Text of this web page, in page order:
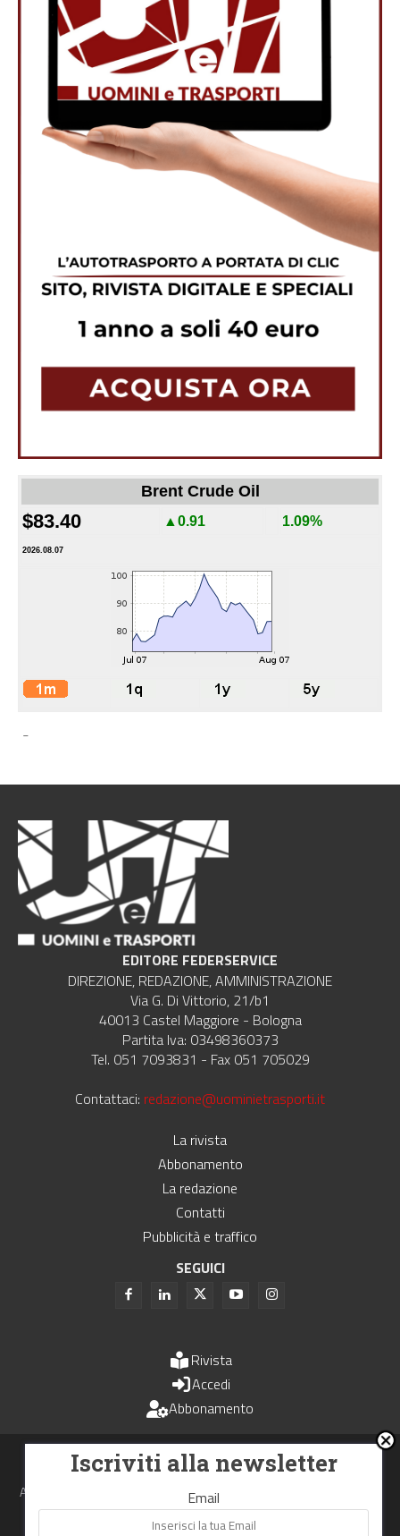
Brent Crude Oil
$83.40 ▲0.91 1.09%
2026.08.07
-
EDITORE FEDERSERVICE
DIREZIONE, REDAZIONE, AMMINISTRAZIONE
Via G. Di Vittorio, 21/b1
40013 Castel Maggiore - Bologna
Partita Iva: 03498360373
Tel. 051 7093831 - Fax 051 705029
Contattaci: redazione@uominietrasporti.it
La rivista
Abbonamento
La redazione
Contatti
Pubblicità e traffico
SEGUICI
Rivista
Accedi
Abbonamento
Uomini e Trasporti è un periodico associato all'Unione Stampa
Periodica Italiana - USPI
Autorizzazione del Tribunale di Bologna N.4993 del 15 giugno 1982
Webdesign made inNowhere
Iscriviti alla newsletter
Email